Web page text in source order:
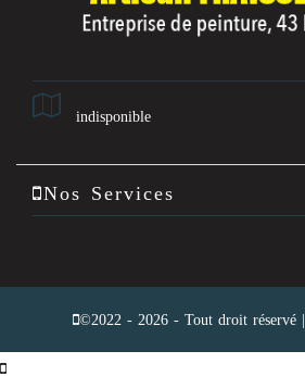
indisponible
Nos Services
©2022 - 2026 - Tout droit réservé |